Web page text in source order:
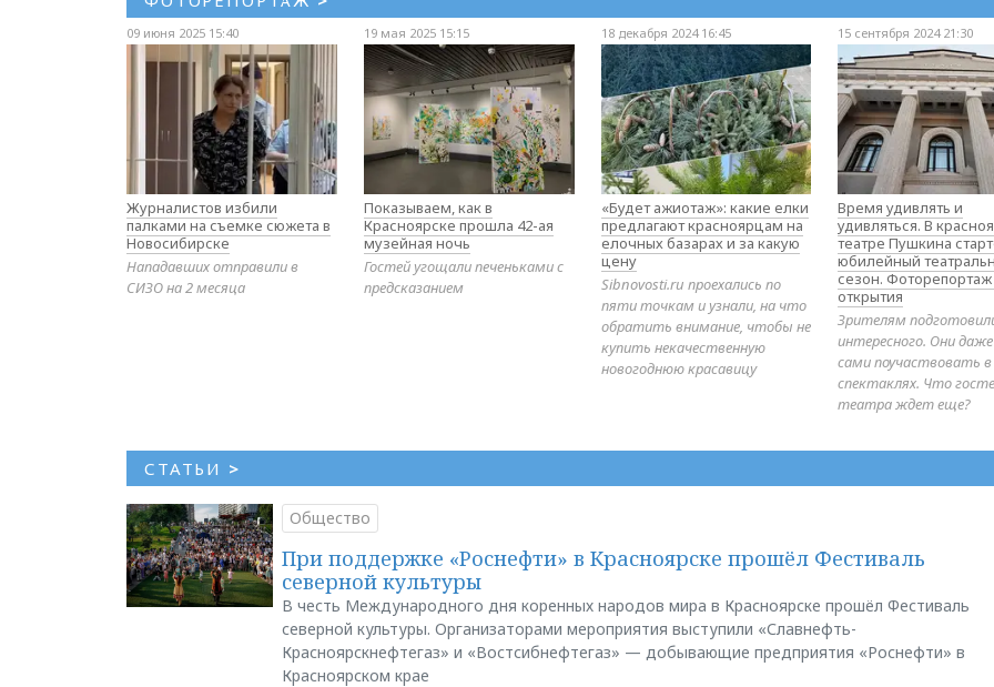
09 июня 2025 15:40
Журналистов избили
палками на съемке сюжета в
Новосибирске
Нападавших отправили в
СИЗО на 2 месяца
19 мая 2025 15:15
Показываем, как в
Красноярске прошла 42-ая
музейная ночь
Гостей угощали печеньками с
предсказанием
18 декабря 2024 16:45
«Будет ажиотаж»: какие елки
предлагают красноярцам на
елочных базарах и за какую
цену
Sibnovosti.ru проехались по
пяти точкам и узнали, на что
обратить внимание, чтобы не
купить некачественную
новогоднюю красавицу
15 сентября 2024 21:30
Время удивлять и
удивляться. В
театре Пушкина
юбилейный
сезон. Фоторепортаж
открытия
Зрителям
интересного. Они
сами поучаствовать в
спектаклях. Что
театра ждет еще?
СТАТЬИ >
Общество
При поддержке «Роснефти» в Красноярске прошёл Фестиваль
северной культуры
В честь Международного дня коренных народов мира в Красноярске прошёл Фестиваль
северной культуры. Организаторами мероприятия выступили «Славнефть-
Красноярскнефтегаз» и «Востсибнефтегаз» — добывающие предприятия «Роснефти» в
Красноярском крае